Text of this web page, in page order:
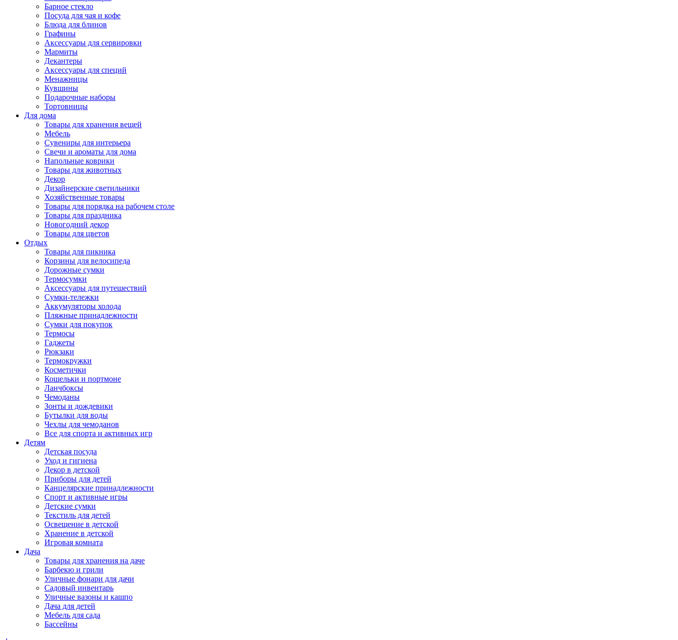
Барное стекло
Посуда для чая и кофе
Блюда для блинов
Графины
Аксессуары для сервировки
Мармиты
Декантеры
Аксессуары для специй
Менажницы
Кувшины
Подарочные наборы
Тортовницы
Для дома
Товары для хранения вещей
Мебель
Сувениры для интерьера
Свечи и ароматы для дома
Напольные коврики
Товары для животных
Декор
Дизайнерские светильники
Хозяйственные товары
Товары для порядка на рабочем столе
Товары для праздника
Новогодний декор
Товары для цветов
Отдых
Товары для пикника
Корзины для велосипеда
Дорожные сумки
Термосумки
Аксессуары для путешествий
Сумки-тележки
Аккумуляторы холода
Пляжные принадлежности
Сумки для покупок
Термосы
Гаджеты
Рюкзаки
Термокружки
Косметички
Кошельки и портмоне
Ланчбоксы
Чемоданы
Зонты и дождевики
Бутылки для воды
Чехлы для чемоданов
Все для спорта и активных игр
Детям
Детская посуда
Уход и гигиена
Декор в детской
Приборы для детей
Канцелярские принадлежности
Спорт и активные игры
Детские сумки
Текстиль для детей
Освещение в детской
Хранение в детской
Игровая комната
Дача
Товары для хранения на даче
Барбекю и грили
Уличные фонари для дачи
Садовый инвентарь
Уличные вазоны и кашпо
Дача для детей
Мебель для сада
Бассейны